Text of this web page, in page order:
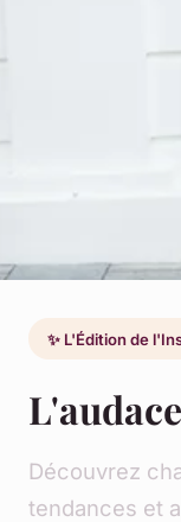
✨ L'Édition de
Découvrez
tendances et